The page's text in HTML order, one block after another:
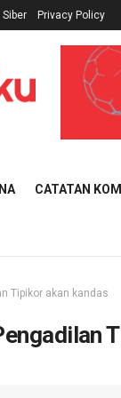
Privacy Policy
CATATAN
Tipikor akan kandas